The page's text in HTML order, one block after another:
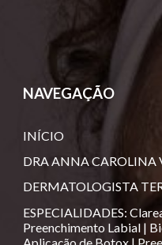
NAVEGAÇÃO
INÍCIO
DRA ANNA CAROLINA
DERMATOLOGISTA
ESPECIALIDADES:
Preenchimento Labial |
Aplicação de Botox |